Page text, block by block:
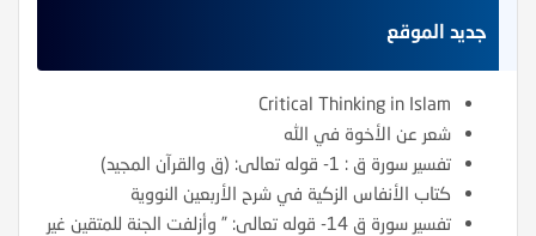
جديد الموقع
Critical Thinking in Islam
شعر عن الأخوة في الله
تفسير سورة ق : 1- قوله تعالى: (ق والقرآن المجيد)
كتاب الأنفاس الزكية في شرح الأربعين النووية
تفسير سورة ق 14- قوله تعالى: ” وأزلفت الجنة للمتقين غير